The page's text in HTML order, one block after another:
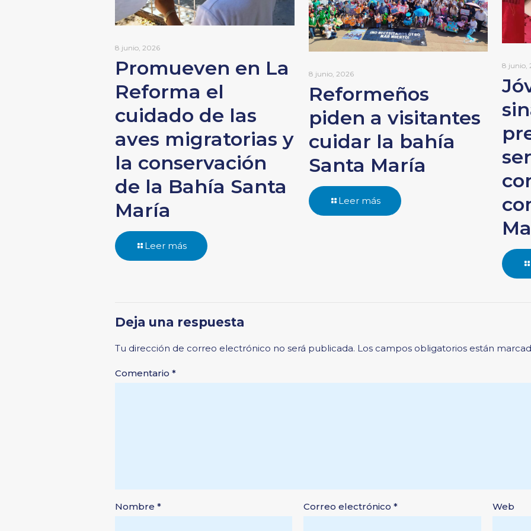
8 junio, 2026
Promueven en La
Reforma el
cuidado de las
aves migratorias y
la conservación
de la Bahía Santa
María
Leer más
8 junio, 2026
Reformeños
piden a visitantes
cuidar la bahía
Santa María
Leer más
8 junio,
Deja una respuesta
Tu dirección de correo electrónico no será publicada. Los campos obligatorios están
Comentario *
Nombre * Correo electrónico* Web